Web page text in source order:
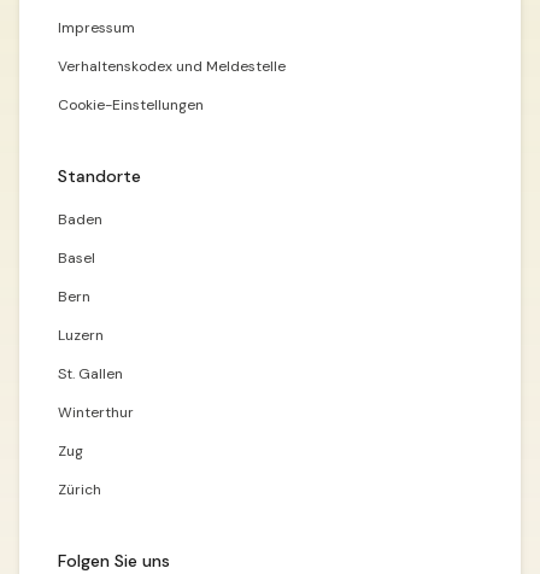
Impressum
Verhaltenskodex und Meldestelle
Cookie-Einstellungen
Standorte
Baden
Basel
Bern
Luzern
St. Gallen
Winterthur
Zug
Zürich
Folgen Sie uns